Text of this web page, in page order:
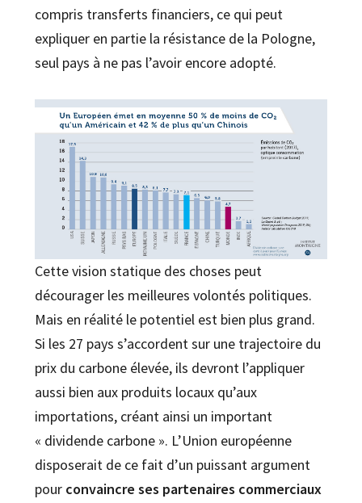
compris transferts financiers, ce qui peut
expliquer en partie la résistance de la Pologne,
seul pays à ne pas l’avoir encore adopté.
Cette vision statique des choses peut
décourager les meilleures volontés politiques.
Mais en réalité le potentiel est bien plus grand.
Si les 27 pays s’accordent sur une trajectoire du
prix du carbone élevée, ils devront l’appliquer
aussi bien aux produits locaux qu’aux
importations, créant ainsi un important
« dividende carbone ». L’Union européenne
disposerait de ce fait d’un puissant argument
pour convaincre ses partenaires commerciaux